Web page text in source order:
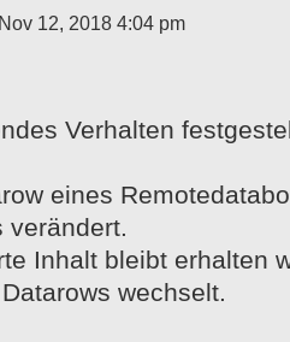
12, 2018 4:04 pm
Verhalten
eines
verändert.
Inhalt bleibt erhalten
wechselt.